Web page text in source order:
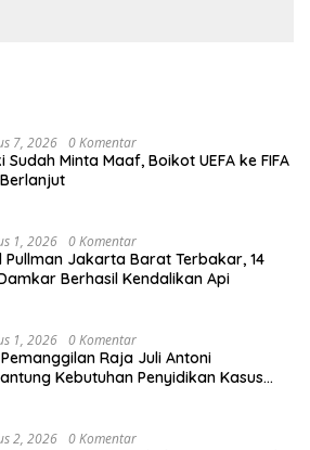
7, 2026 0 Komentar
Sudah Minta Maaf, Boikot UEFA ke FIFA
1, 2026 0 Komentar
Pullman Jakarta Barat Terbakar, 14
Berhasil Kendalikan Api
1, 2026 0 Komentar
Pemanggilan Raja Juli Antoni
Kebutuhan Penyidikan Kasus
2, 2026 0 Komentar